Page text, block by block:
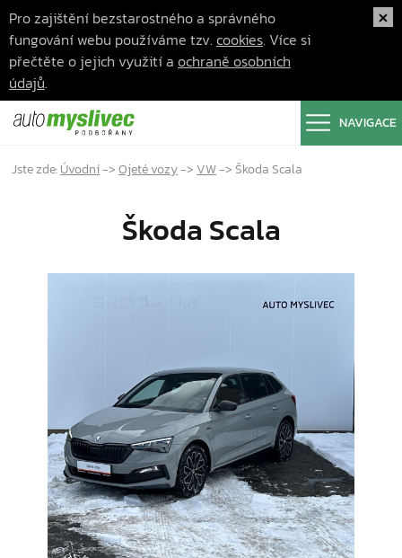
Pro zajištění bezstarostného a správného
fungování webu používáme tzv. cookies. Více si
přečtěte o jejich využití a ochraně osobních
údajů.
NAVIGACE
Jste zde:Úvodní->Ojeté vozy-> VW->Škoda Scala
Škoda Scala